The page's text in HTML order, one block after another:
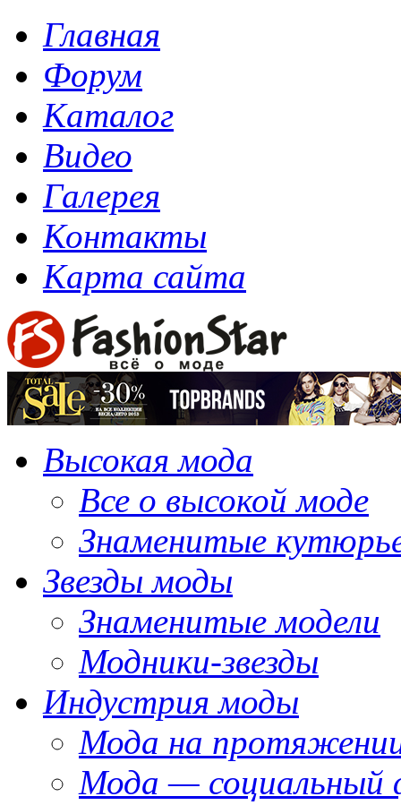
Главная
Форум
Каталог
Видео
Галерея
Контакты
Карта сайта
Высокая мода
Все о высокой моде
Знаменитые
Звезды моды
Знаменитые модели
Модники-звезды
Индустрия моды
Мода на
Мода — социальный